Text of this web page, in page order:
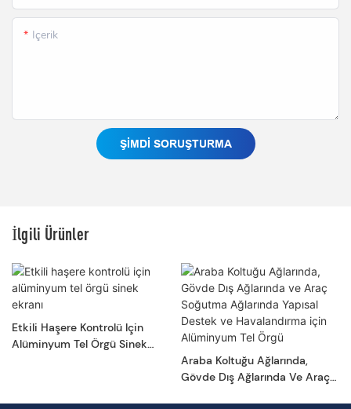
Içerik
ŞIMDI SORUŞTURMA
İlgili Ürünler
Etkili Haşere Kontrolü Için
Alüminyum Tel Örgü Sinek
Araba Koltuğu Ağlarında,
Gövde Dış Ağlarında Ve Araç